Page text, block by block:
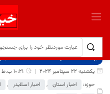
برگ نخست نوشته‌ها
علت حادثه طبس
یکشنبه 22 سپتامبر 2024
10:21 ب.ظ
حوزه:
اخبار استان , اخبار اسلایدر ,